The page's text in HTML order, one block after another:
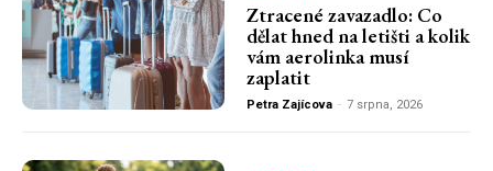
Ztracené zavazadlo: Co
dělat hned na letišti a kolik
vám aerolinka musí
zaplatit
Petra Zajícova - 7 srpna, 2026